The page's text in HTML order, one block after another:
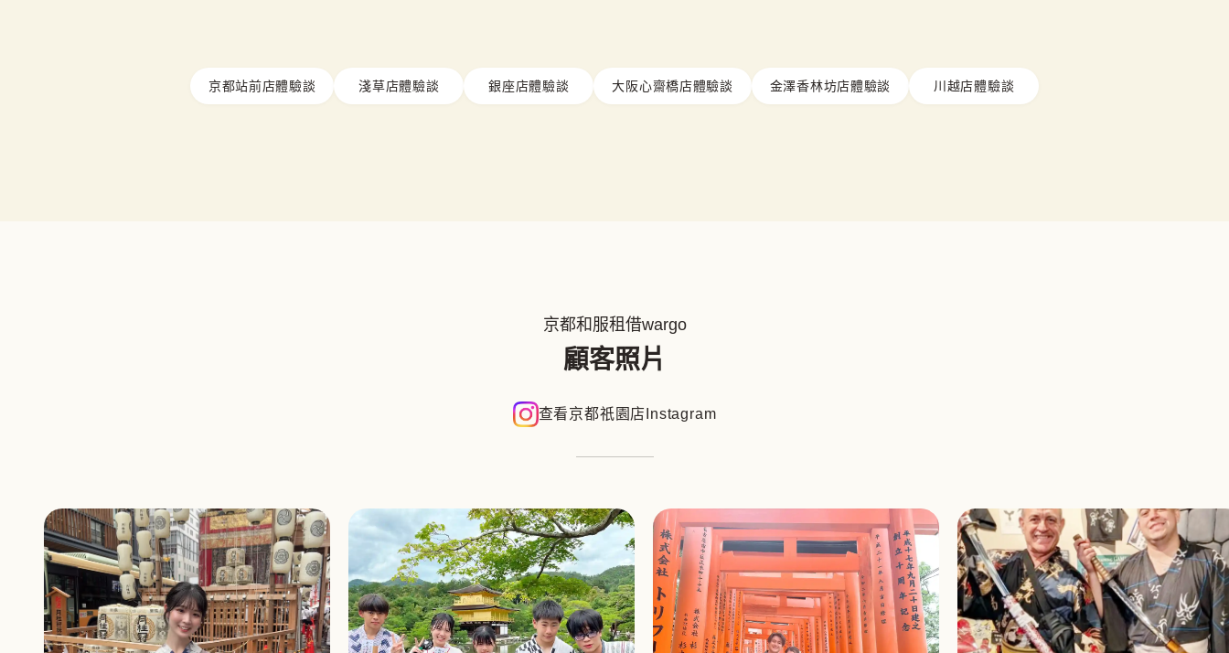
京都站前店體驗談 淺草店體驗談 銀座店體驗談 大阪心齋橋店體驗談 金澤香林坊店體驗談 川越店體驗談
京都和服租借wargo
顧客照片
查看京都祇園店Instagram